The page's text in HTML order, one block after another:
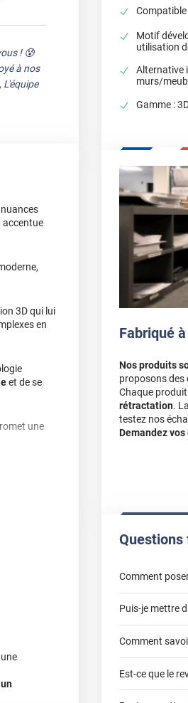
! 😰
à nos
, accentue
3D qui lui
en
et de se
une
Motif
utilisation
Alternative
murs/
Gamme :
Fabriqué
Nos produits
proposons des
Chaque
rétractation.
testez nos
Demandez
Comment
poser un
Puis-je mettre
adhésif sur un
Comment
Est-ce que le